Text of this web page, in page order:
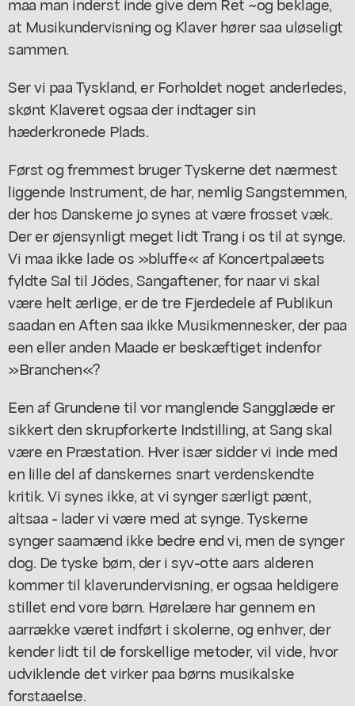
at Musikundervisning og Klaver hører saa uløseligt
sammen.
Ser vi paa Tyskland, er Forholdet noget anderledes,
skønt Klaveret ogsaa der indtager sin
hæderkronede Plads.
Først og fremmest bruger Tyskerne det nærmest
liggende Instrument, de har, nemlig Sangstemmen,
der hos Danskerne jo synes at være frosset væk.
Der er øjensynligt meget lidt Trang i os til at synge.
Vi maa ikke lade os »bluffe« af Koncertpalæets
fyldte Sal til Jödes, Sangaftener, for naar vi skal
være helt ærlige, er de tre Fjerdedele af Publikun
saadan en Aften saa ikke Musikmennesker, der paa
een eller anden Maade er beskæftiget indenfor
»Branchen«?
Een af Grundene til vor manglende Sangglæde er
sikkert den skrupforkerte Indstilling, at Sang skal
være en Præstation. Hver især sidder vi inde med
en lille del af danskernes snart verdenskendte
kritik. Vi synes ikke, at vi synger særligt pænt,
altsaa - lader vi være med at synge. Tyskerne
synger saamænd ikke bedre end vi, men de synger
dog. De tyske børn, der i syv-otte aars alderen
kommer til klaverundervisning, er ogsaa heldigere
stillet end vore børn. Hørelære har gennem en
aarrække været indført i skolerne, og enhver, der
kender lidt til de forskellige metoder, vil vide, hvor
udviklende det virker paa børns musikalske
forstaaelse.